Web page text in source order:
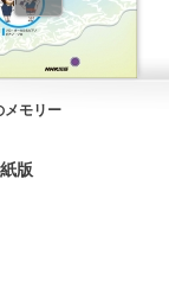
メモリー
紙版